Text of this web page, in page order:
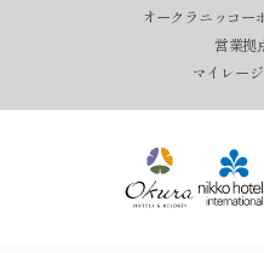
オークラニッコー
営業拠
マイレー